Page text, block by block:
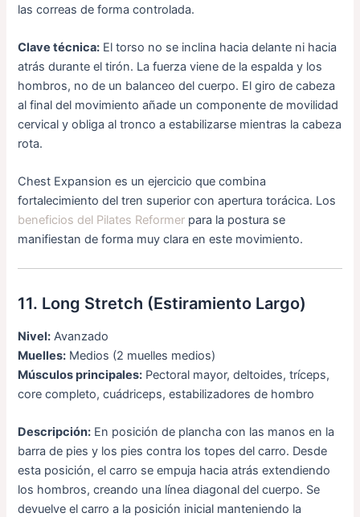
las correas de forma controlada.
Clave técnica: El torso no se inclina hacia delante ni hacia
atrás durante el tirón. La fuerza viene de la espalda y los
hombros, no de un balanceo del cuerpo. El giro de cabeza
al final del movimiento añade un componente de movilidad
cervical y obliga al tronco a estabilizarse mientras la cabeza
rota.
Chest Expansion es un ejercicio que combina
fortalecimiento del tren superior con apertura torácica. Los
beneficios del Pilates Reformer para la postura se
manifiestan de forma muy clara en este movimiento.
11. Long Stretch (Estiramiento Largo)
Nivel: Avanzado
Muelles: Medios (2 muelles medios)
Músculos principales: Pectoral mayor, deltoides, tríceps,
core completo, cuádriceps, estabilizadores de hombro
Descripción: En posición de plancha con las manos en la
barra de pies y los pies contra los topes del carro. Desde
esta posición, el carro se empuja hacia atrás extendiendo
los hombros, creando una línea diagonal del cuerpo. Se
devuelve el carro a la posición inicial manteniendo la